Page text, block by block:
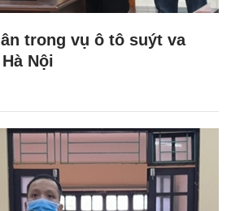
trong vụ ô tô suýt va
Nội